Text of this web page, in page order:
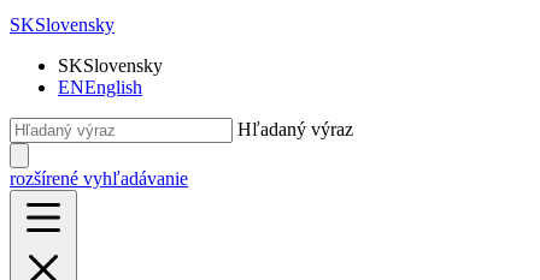
SKSlovensky
SKSlovensky
ENEnglish
Hľadaný výraz
rozšírené vyhľadávanie